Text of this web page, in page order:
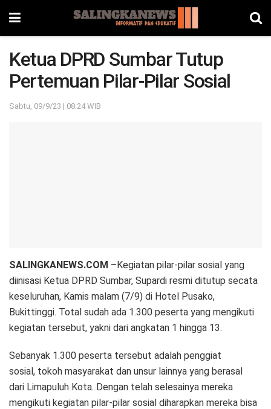
Ketua DPRD Sumbar Tutup
Pertemuan Pilar-Pilar Sosial
Sabtu, 09/9/23 | 08:24 WIB
SALINGKANEWS.COM –Kegiatan pilar-pilar sosial yang
diinisasi Ketua DPRD Sumbar, Supardi resmi ditutup secata
keseluruhan, Kamis malam (7/9) di Hotel Pusako,
Bukittinggi. Total sudah ada 1.300 peserta yang mengikuti
kegiatan tersebut, yakni dari angkatan 1 hingga 13.
Sebanyak 1.300 peserta tersebut adalah penggiat
sosial, tokoh masyarakat dan unsur lainnya yang berasal
dari Limapuluh Kota. Dengan telah selesainya mereka
mengikuti kegiatan pilar-pilar sosial diharapkan mereka bisa